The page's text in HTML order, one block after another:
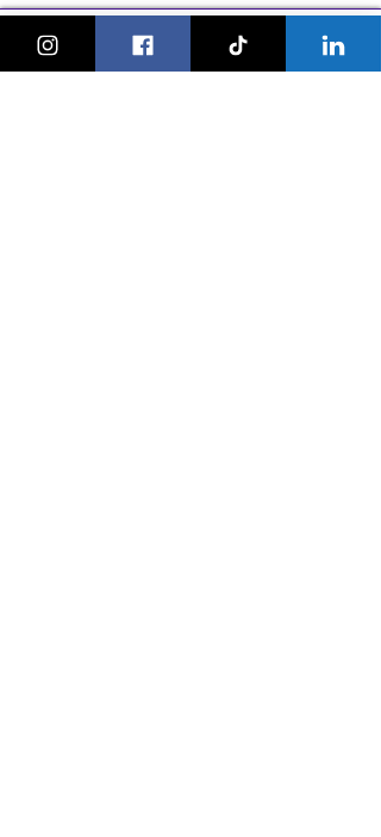
KeskonfaitGVA
Le guide des sorties et activités